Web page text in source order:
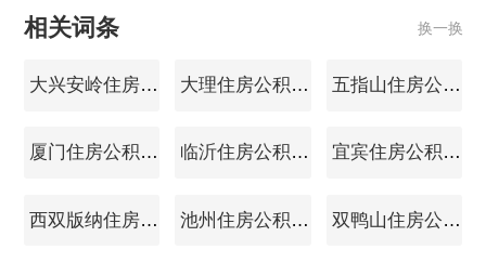
相关词条 换一换
大兴安岭住房公积金查询 大理住房公积金查询 五指山住房公积金查询
厦门住房公积金查询 临沂住房公积金查询 宜宾住房公积金查询
西双版纳住房公积金查询 池州住房公积金查询 双鸭山住房公积金查询